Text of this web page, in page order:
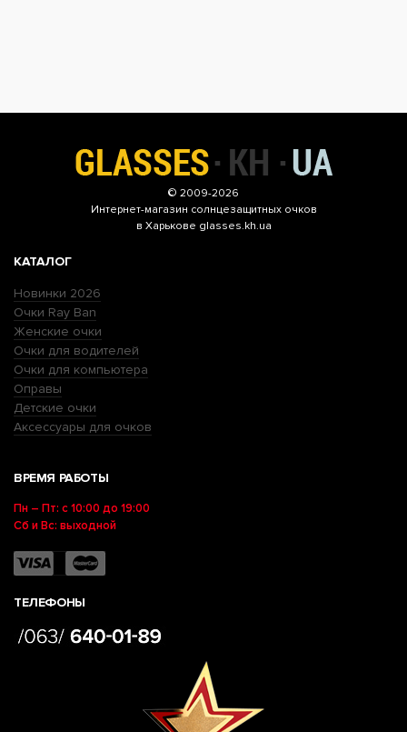
© 2009-2026
Интернет-магазин солнцезащитных очков
в Харькове glasses.kh.ua
КАТАЛОГ
Новинки 2026
Очки Ray Ban
Женские очки
Очки для водителей
Очки для компьютера
Оправы
Детские очки
Аксессуары для очков
ВРЕМЯ РАБОТЫ
Пн – Пт: с 10:00 до 19:00
Сб и Вс: выходной
ТЕЛЕФОНЫ